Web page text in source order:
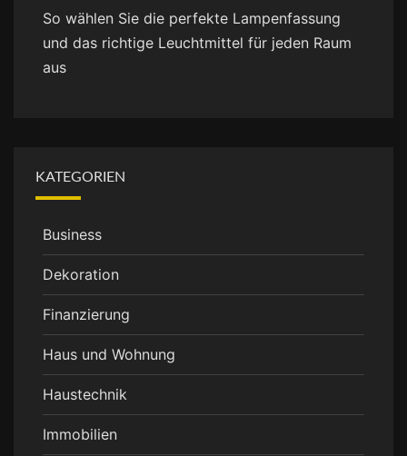
So wählen Sie die perfekte Lampenfassung
und das richtige Leuchtmittel für jeden Raum
aus
KATEGORIEN
Business
Dekoration
Finanzierung
Haus und Wohnung
Haustechnik
Immobilien